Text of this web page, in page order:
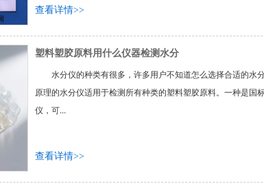
查看详情>>
塑料塑胶原料用什么仪器检测水分
水分仪的种类有很多，许多用户不知道怎么选择合适的水
原理的水分仪适用于检测所有种类的塑料塑胶原料。一种是国
仪，可...
查看详情>>